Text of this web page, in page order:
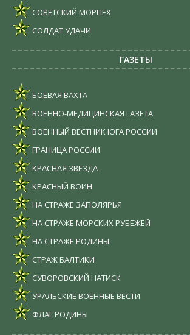
СОВЕТСКИЙ МОРПЕХ
СОЛДАТ УДАЧИ
ГАЗЕТЫ
БОЕВАЯ ВАХТА
ВОЕННО-МЕДИЦИНСКАЯ ГАЗЕТА
ВОЕННЫЙ ВЕСТНИК ЮГА РОССИИ
ГРАНИЦА РОССИИ
КРАСНАЯ ЗВЕЗДА
КРАСНЫЙ ВОИН
НА СТРАЖЕ ЗАПОЛЯРЬЯ
НА СТРАЖЕ МОРСКИХ РУБЕЖЕЙ
НА СТРАЖЕ РОДИНЫ
СТРАЖ БАЛТИКИ
СУВОРОВСКИЙ НАТИСК
УРАЛЬСКИЕ ВОЕННЫЕ ВЕСТИ
ФЛАГ РОДИНЫ